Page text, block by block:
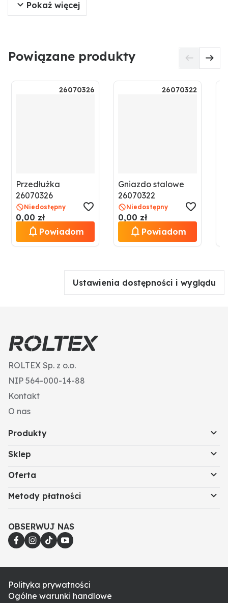
Idealnie nadaje się do podłączenia z pompą
Pompy nie są odporne na mróz i muszą być
Gwint: 1 1/4"
Pokaż więcej
Powiązane produkty
26070326
Przedłużka
26070326
Niedostępny
0,00 zł
Powiadom
26070322
Gniazdo stalowe
26070322
Niedostępny
0,00 zł
Powiadom
Ustawienia dostępności i wyglądu
ROLTEX Sp. z o.o.
NIP 564-000-14-88
Kontakt
O nas
Produkty
Sklep
Oferta
Metody płatności
OBSERWUJ NAS
Polityka prywatności
Ogólne warunki handlowe